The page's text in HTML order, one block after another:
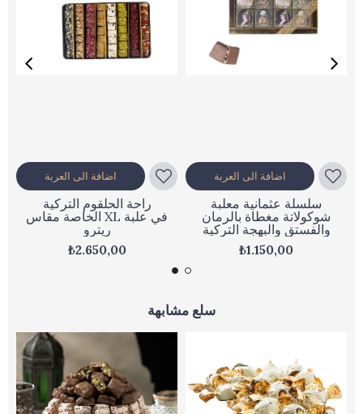
راحة الحلقوم التركية
الخاصة مقاس XL في علبة
ريترو
₺2.650,00
اضافة الى العربة
سلسلة عثمانية معلبة
شوكولاتة مغطاة بالرمان
والفستق والبهجة التركية
₺1.150,00
اضافة الى العربة
سلع مشابهة